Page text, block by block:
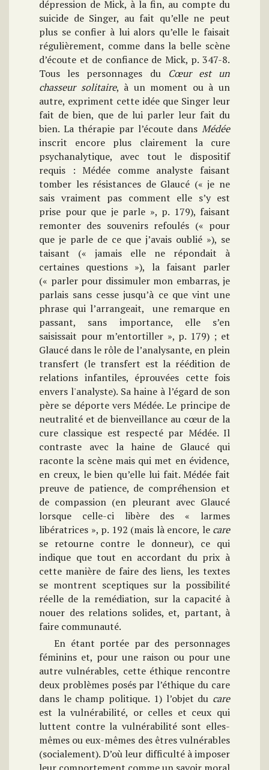
dépression de Mick, à la fin, au compte du
suicide de Singer, au fait qu’elle ne peut
plus se confier à lui alors qu’elle le faisait
régulièrement, comme dans la belle scène
d’écoute et de confiance de Mick, p. 347-8.
Tous les personnages du
Cœur est un
chasseur solitaire, à un moment ou à un
autre, expriment cette idée que Singer leur
fait de bien, que de lui parler leur fait du
bien. La thérapie par l’écoute dans Médée
inscrit encore plus clairement la cure
psychanalytique, avec tout le dispositif
requis : Médée comme analyste faisant
tomber les résistances de Glaucé (« je ne
sais vraiment pas comment elle s’y est
prise pour que je parle », p. 179), faisant
remonter des souvenirs refoulés (« pour
que je parle de ce que j’avais oublié »), se
taisant (« jamais elle ne répondait à
certaines questions »), la faisant parler
(« parler pour dissimuler mon embarras, je
parlais sans cesse jusqu’à ce que vint une
phrase qui l’arrangeait, une remarque en
passant, sans importance, elle s’en
saisissait pour m’entortiller », p. 179) ; et
Glaucé dans le rôle de l’analysante, en plein
transfert (le transfert est la réédition de
relations infantiles, éprouvées cette fois
envers l'analyste). Sa haine à l’égard de son
père se déporte vers Médée. Le principe de
neutralité et de bienveillance au cœur de la
cure classique est respecté par Médée. Il
contraste avec la haine de Glaucé qui
raconte la scène mais qui met en évidence,
en creux, le bien qu’elle lui fait. Médée fait
preuve de patience, de compréhension et
de compassion (en pleurant avec Glaucé
lorsque celle-ci libère des « larmes
libératrices », p. 192 (mais là encore, le care
se retourne contre le donneur), ce qui
indique que tout en accordant du prix à
cette manière de faire des liens, les textes
se montrent sceptiques sur la possibilité
réelle de la remédiation, sur la capacité à
nouer des relations solides, et, partant, à
faire communauté.
En étant portée par des personnages
féminins et, pour une raison ou pour une
autre vulnérables, cette éthique rencontre
deux problèmes posés par l’éthique du care
dans le champ politique. 1) l’objet du care
est la vulnérabilité, or celles et ceux qui
luttent contre la vulnérabilité sont elles-
mêmes ou eux-mêmes des êtres vulnérables
(socialement). D’où leur difficulté à imposer